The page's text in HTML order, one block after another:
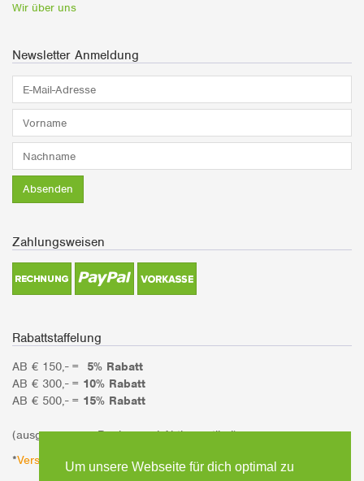
Um unsere Webseite für dich optimal zu
Wir über uns
Newsletter Anmeldung
Absenden
Zahlungsweisen
Rabattstaffelung
AB € 150,- = 5% Rabatt
AB € 300,- = 10% Rabatt
AB € 500,- = 15% Rabatt
(ausgenommen Bücher und Aktionsartikel)
*Versandinformationen